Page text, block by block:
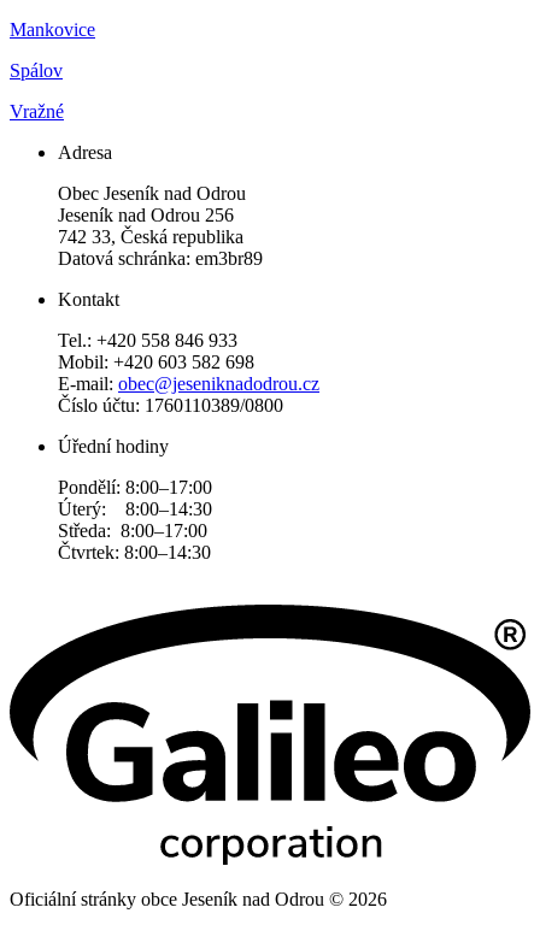
Mankovice
Spálov
Vražné
Adresa
Obec Jeseník nad Odrou
Jeseník nad Odrou 256
742 33, Česká republika
Datová schránka: em3br89
Kontakt
Tel.: +420 558 846 933
Mobil: +420 603 582 698
E-mail: obec@jeseniknadodrou.cz
Číslo účtu: 1760110389/0800
Úřední hodiny
Pondělí: 8:00–17:00
Úterý: 8:00–14:30
Středa: 8:00–17:00
Čtvrtek: 8:00–14:30
Oficiální stránky obce Jeseník nad Odrou © 2026